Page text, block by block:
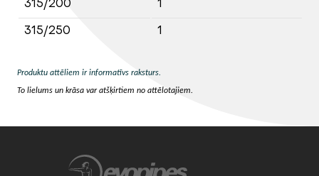
315/200
1
315/250
1
Produktu attēliem ir informatīvs raksturs.
To lielums un krāsa var atšķirtiem no attēlotajiem.